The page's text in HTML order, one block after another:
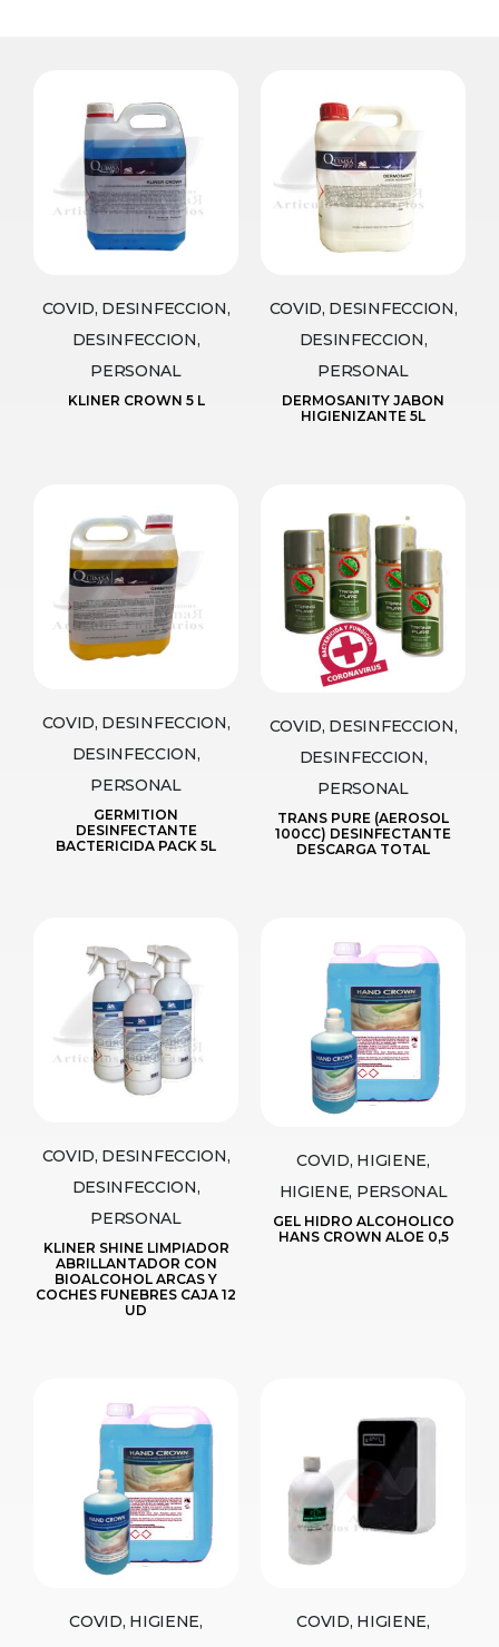
COVID, DESINFECCION,
DESINFECCION,
PERSONAL
KLINER CROWN 5 L
COVID, DESINFECCION,
DESINFECCION,
PERSONAL
DERMOSANITY JABON
HIGIENIZANTE 5L
COVID, DESINFECCION,
DESINFECCION,
PERSONAL
GERMITION
DESINFECTANTE
BACTERICIDA PACK 5L
COVID, DESINFECCION,
DESINFECCION,
PERSONAL
TRANS PURE (AEROSOL
100CC) DESINFECTANTE
DESCARGA TOTAL
COVID, DESINFECCION,
DESINFECCION,
PERSONAL
KLINER SHINE LIMPIADOR
ABRILLANTADOR CON
BIOALCOHOL ARCAS Y
COCHES FUNEBRES CAJA 12
UD
COVID, HIGIENE,
HIGIENE, PERSONAL
GEL HIDRO ALCOHOLICO
HANS CROWN ALOE 0,5
COVID, HIGIENE,
COVID, HIGIENE,